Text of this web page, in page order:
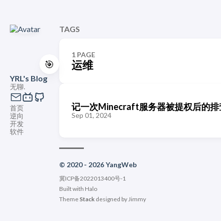
🎯
YRL's Blog
无聊.
首页
逆向
开发
软件
TAGS
1 PAGE
运维
记一次Minecraft服务器被提权后的排
Sep 01, 2024
© 2020 - 2026 YangWeb
冀ICP备2022013400号-1
Built with Halo
Theme Stack designed byJimmy